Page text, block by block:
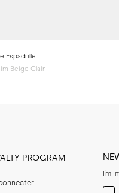
Espadrille
Beige Clair
PROGRAM
I'm